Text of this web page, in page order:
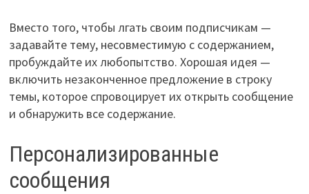
Вместо того, чтобы лгать своим подписчикам —
задавайте тему, несовместимую с содержанием,
пробуждайте их любопытство. Хорошая идея —
включить незаконченное предложение в строку
темы, которое спровоцирует их открыть сообщение
и обнаружить все содержание.
Персонализированные
сообщения